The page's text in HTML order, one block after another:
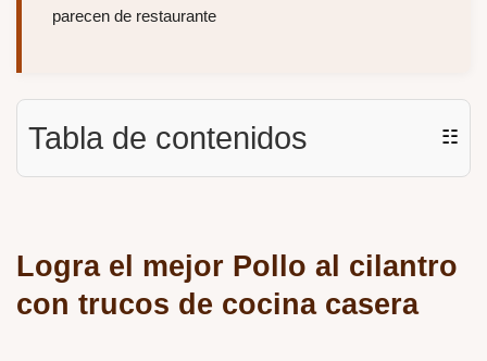
parecen de restaurante
Tabla de contenidos ☷
Logra el mejor Pollo al cilantro
con trucos de cocina casera